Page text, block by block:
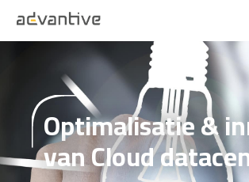
Optimalisatie &
van Cloud